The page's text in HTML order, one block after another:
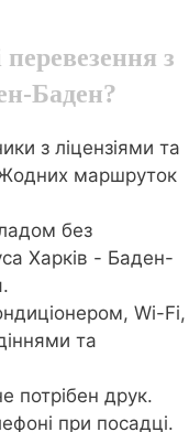
з
Баден?
з ліцензіями та
маршруток
без
Харків - Баден-
Wi-Fi,
та
потрібен друк.
при посадці.